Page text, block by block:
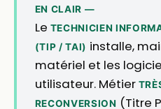
EN CLAIR —
Le TECHNICIEN
(TIP / TAI) installe,
matériel et les
utilisateur. Métier
RECONVERSION (Titre